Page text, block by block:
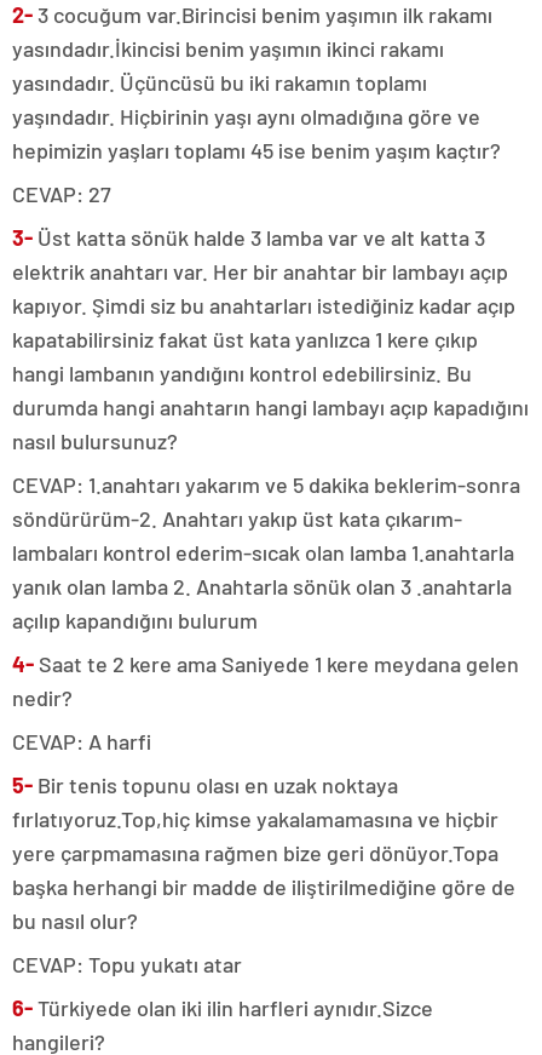
2-3 cocuğum var.Birincisi benim yaşımın ilk rakamı
yasındadır.İkincisi benim yaşımın ikinci rakamı
yasındadır. Üçüncüsü bu iki rakamın toplamı
yaşındadır. Hiçbirinin yaşı aynı olmadığına göre ve
hepimizin yaşları toplamı 45 ise benim yaşım kaçtır?
CEVAP: 27
3- Üst katta sönük halde 3 lamba var ve alt katta 3
elektrik anahtarı var. Her bir anahtar bir lambayı açıp
kapıyor. Şimdi siz bu anahtarları istediğiniz kadar açıp
kapatabilirsiniz fakat üst kata yanlızca 1 kere çıkıp
hangi lambanın yandığını kontrol edebilirsiniz. Bu
durumda hangi anahtarın hangi lambayı açıp kapadığını
nasıl bulursunuz?
CEVAP: 1.anahtarı yakarım ve 5 dakika beklerim-sonra
söndürürüm-2. Anahtarı yakıp üst kata çıkarım-
lambaları kontrol ederim-sıcak olan lamba 1.anahtarla
yanık olan lamba 2. Anahtarla sönük olan 3 .anahtarla
açılıp kapandığını bulurum
4- Saat te 2 kere ama Saniyede 1 kere meydana gelen
nedir?
CEVAP: A harfi
5- Bir tenis topunu olası en uzak noktaya
fırlatıyoruz.Top,hiç kimse yakalamamasına ve hiçbir
yere çarpmamasına rağmen bize geri dönüyor.Topa
başka herhangi bir madde de iliştirilmediğine göre de
bu nasıl olur?
CEVAP: Topu yukatı atar
6-Türkiyede olan iki ilin harfleri aynıdır.Sizce
hangileri?